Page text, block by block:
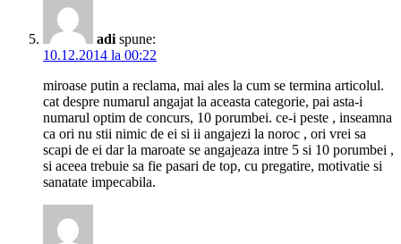
adi spune:
10.12.2014 la 00:22
miroase putin a reclama, mai ales la cum se termina articolul.
cat despre numarul angajat la aceasta categorie, pai asta-i
numarul optim de concurs, 10 porumbei. ce-i peste , inseamna
ca ori nu stii nimic de ei si ii angajezi la noroc , ori vrei sa
scapi de ei dar la maroate se angajeaza intre 5 si 10 porumbei ,
si aceea trebuie sa fie pasari de top, cu pregatire, motivatie si
sanatate impecabila.